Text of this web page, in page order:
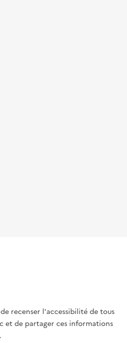
recenser l'accessibilité de tous
et de partager ces informations